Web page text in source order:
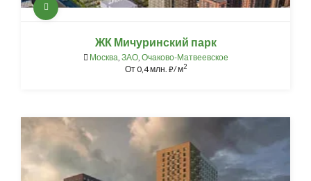
ЖК Мичуринский парк
Москва ЗАО, Очаково-Матвеевское
От0,4 млн. ⃏/ м2